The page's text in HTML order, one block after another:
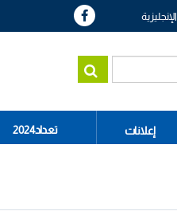
الإنجليزية
إعلانات تعداد2024